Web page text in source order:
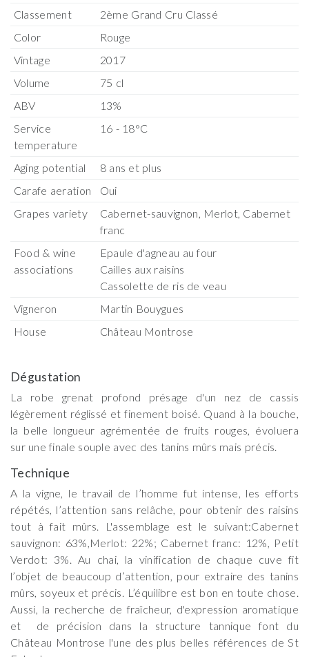
Classement
2ème Grand Cru Classé
Color
Rouge
Vintage
2017
Volume
75 cl
ABV
13%
Service
temperature
16 - 18°C
Aging potential
8 ans et plus
Carafe aeration
Oui
Grapes variety
Cabernet-sauvignon, Merlot, Cabernet
franc
Food & wine
associations
Epaule d'agneau au four
Cailles aux raisins
Cassolette de ris de veau
Vigneron
Martin Bouygues
House
Château Montrose
Dégustation
La robe grenat profond présage d'un nez de cassis
légèrement réglissé et finement boisé. Quand à la bouche,
la belle longueur agrémentée de fruits rouges, évoluera
sur une finale souple avec des tanins mûrs mais précis.
Technique
A la vigne, le travail de l’homme fut intense, les efforts
répétés, l’attention sans relâche, pour obtenir des raisins
tout à fait mûrs. L'assemblage est le suivant:Cabernet
sauvignon: 63%,Merlot: 22%; Cabernet franc: 12%, Petit
Verdot: 3%. Au chai, la vinification de chaque cuve fit
l’objet de beaucoup d’attention, pour extraire des tanins
mûrs, soyeux et précis. L’équilibre est bon en toute chose.
Aussi, la recherche de fraîcheur, d'expression aromatique
et de précision dans la structure tannique font du
Château Montrose l'une des plus belles références de St